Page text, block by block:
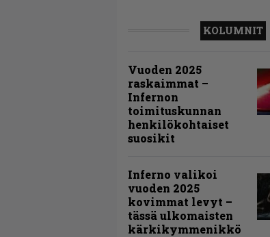
KOLUMNIT
Vuoden 2025
raskaimmat –
Infernon
toimituskunnan
henkilökohtaiset
suosikit
Inferno valikoi
vuoden 2025
kovimmat levyt –
tässä ulkomaisten
kärkikymmenikkö